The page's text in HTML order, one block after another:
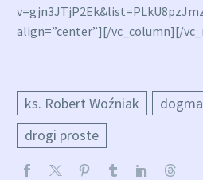
align=”center”][/vc_column][/
ks. Robert Woźniak
drogi proste